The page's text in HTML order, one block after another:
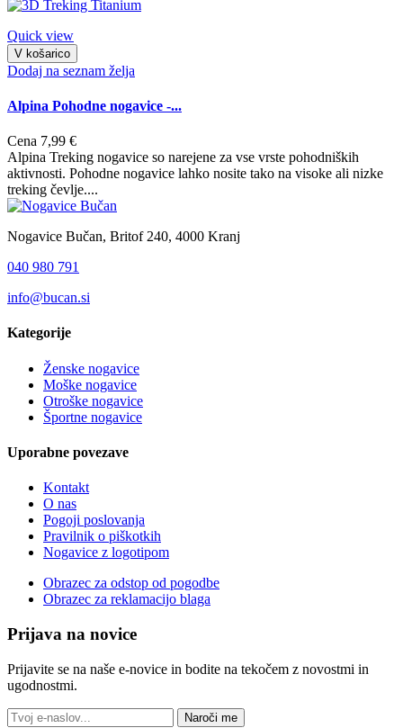
Quick view
V košarico
Dodaj na seznam želja
Alpina Pohodne nogavice -...
Cena 7,99 €
Alpina Treking nogavice so narejene za vse vrste pohodniških
aktivnosti. Pohodne nogavice lahko nosite tako na visoke ali nizke
treking čevlje....
Nogavice Bučan, Britof 240, 4000 Kranj
040 980 791
info@bucan.si
Kategorije
Ženske nogavice
Moške nogavice
Otroške nogavice
Športne nogavice
Uporabne povezave
Kontakt
O nas
Pogoji poslovanja
Pravilnik o piškotkih
Nogavice z logotipom
Obrazec za odstop od pogodbe
Obrazec za reklamacijo blaga
Prijava na novice
Prijavite se na naše e-novice in bodite na tekočem z novostmi in
ugodnostmi.
Naroči me